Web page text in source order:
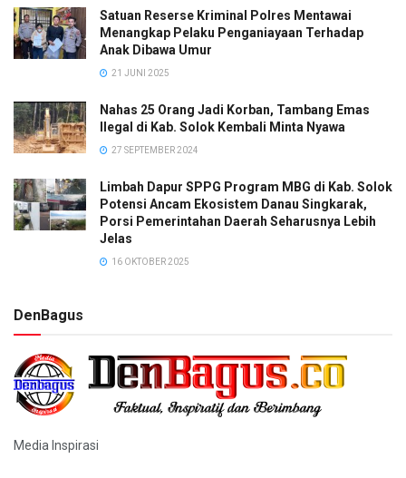
Satuan Reserse Kriminal Polres Mentawai
Menangkap Pelaku Penganiayaan Terhadap
Anak Dibawa Umur
21 JUNI 2025
Nahas 25 Orang Jadi Korban, Tambang Emas
Ilegal di Kab. Solok Kembali Minta Nyawa
27 SEPTEMBER 2024
Limbah Dapur SPPG Program MBG di Kab. Solok
Potensi Ancam Ekosistem Danau Singkarak,
Porsi Pemerintahan Daerah Seharusnya Lebih
Jelas
16 OKTOBER 2025
DenBagus
Media Inspirasi